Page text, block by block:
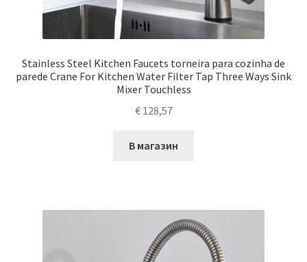
Stainless Steel Kitchen Faucets torneira para cozinha de
parede Crane For Kitchen Water Filter Tap Three Ways Sink
Mixer Touchless
€128,57
В магазин